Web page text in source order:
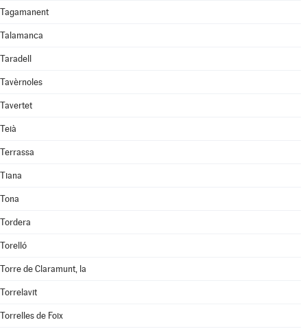
Tagamanent
Talamanca
Taradell
Tavèrnoles
Tavertet
Teià
Terrassa
Tiana
Tona
Tordera
Torelló
Torre de Claramunt, la
Torrelavit
Torrelles de Foix